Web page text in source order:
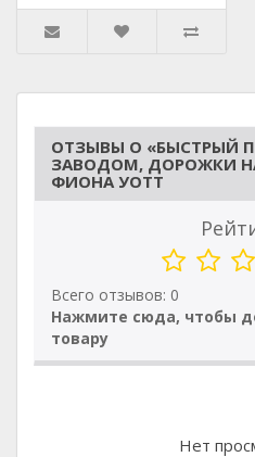
ОТЗЫВЫ О «БЫСТРЫЙ
ЗАВОДОМ, ДОРОЖКИ
ФИОНА УОТТ
Всего отзывов: 0
Нажмите сюда, чтобы
товару
Нет